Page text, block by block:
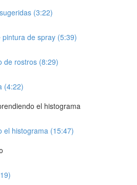
(3:22)
de spray (5:39)
de rostros (8:29)
(4:22)
el histograma
el histograma (15:47)